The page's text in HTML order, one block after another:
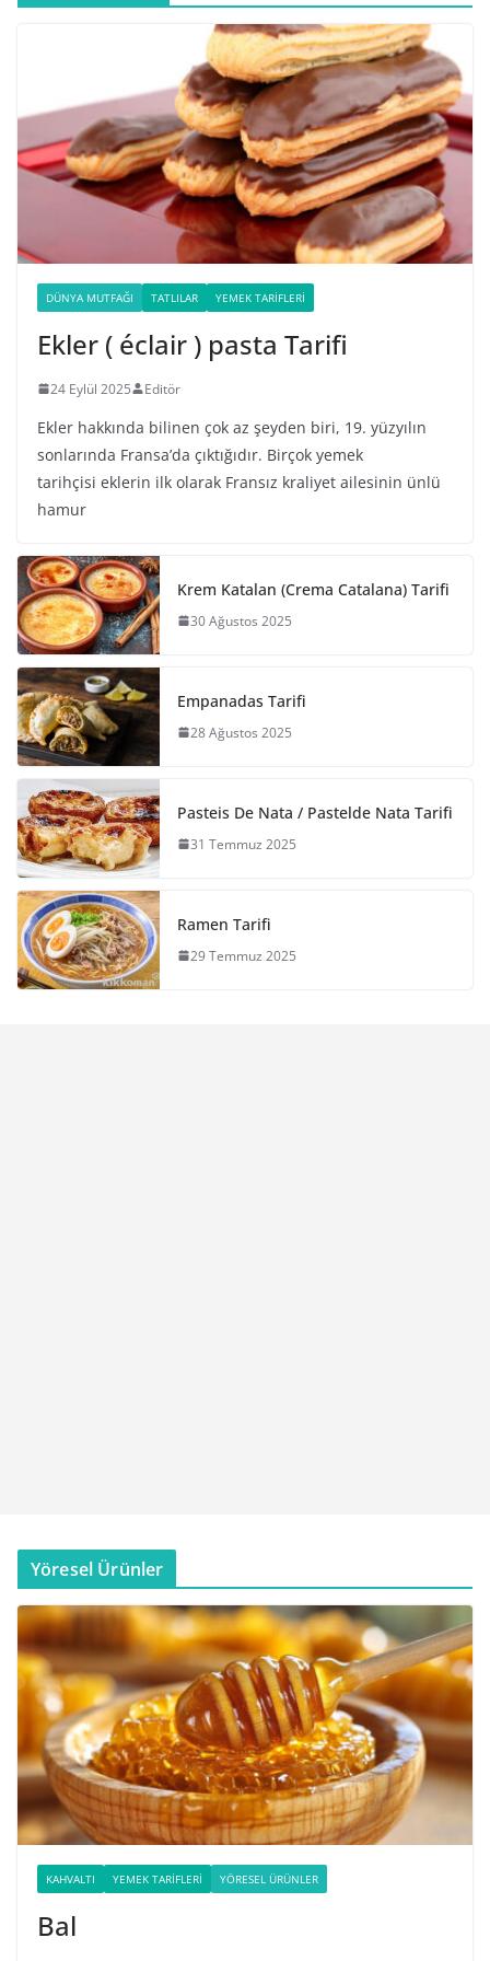
DÜNYA MUTFAĞI TATLILAR YEMEK TARIFLERI
Ekler ( éclair ) pasta Tarifi
24 Eylül 2025 Editör
Ekler hakkında bilinen çok az şeyden biri, 19. yüzyılın
sonlarında Fransa’da çıktığıdır. Birçok yemek
tarihçisi eklerin ilk olarak Fransız kraliyet ailesinin ünlü
hamur
Krem Katalan (Crema Catalana) Tarifi
30 Ağustos 2025
Empanadas Tarifi
28 Ağustos 2025
Pasteis De Nata / Pastelde Nata Tarifi
31 Temmuz 2025
Ramen Tarifi
29 Temmuz 2025
Yöresel Ürünler
KAHVALTI YEMEK TARIFLERI YÖRESEL ÜRÜNLER
Bal